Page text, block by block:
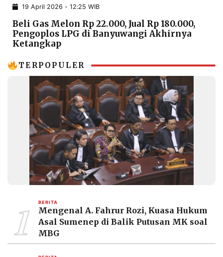
PENGADUAN TERM
SERVICE
IKUTI
RESOLUSI
MEDIA
©
Resolusi.co
-
19 April 2026 - 12:25 WIB
Beli Gas Melon Rp 22.000, Jual Rp 180.000,
Pengoplos LPG di Banyuwangi Akhirnya
Ketangkap
TERPOPULER
1 BERITA
Mengenal A. Fahrur Rozi, Kuasa Hukum
Asal Sumenep di Balik Putusan MK soal
MBG